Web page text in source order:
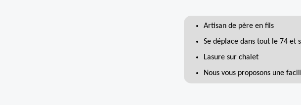
Artisan de père en fils
Se déplace dans tout le 74 et
Lasure sur chalet
Nous vous proposons une